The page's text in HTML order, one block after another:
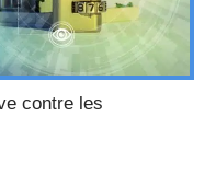
contre les